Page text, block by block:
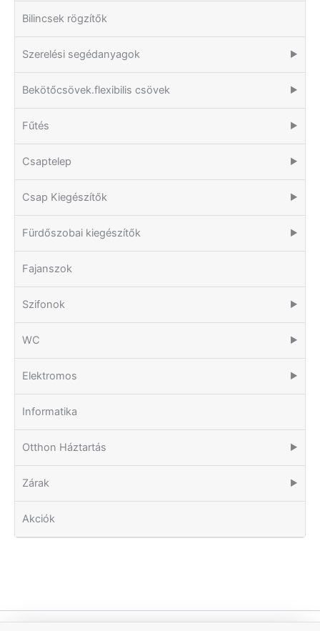
Bilincsek rögzítők
Szerelési segédanyagok ▶
Bekötőcsövek.flexibilis csövek ▶
Fűtés ▶
Csaptelep ▶
Csap Kiegészítők ▶
Fürdőszobai kiegészítők ▶
Fajanszok
Szifonok ▶
WC ▶
Elektromos ▶
Informatika
Otthon Háztartás ▶
Zárak ▶
Akciók